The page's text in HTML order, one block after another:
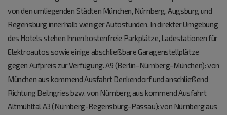
von den umliegenden Städten München, Nürnberg, Augsburg und
Regensburg innerhalb weniger Autostunden. In direkter Umgebung
des Hotels stehen Ihnen kostenfreie Parkplätze, Ladestationen für
Elektroautos sowie einige abschließbare Garagenstellplätze
gegen Aufpreis zur Verfügung. A9 (Berlin-Nürnberg-München): von
München aus kommend Ausfahrt Denkendorf und anschließend
Richtung Beilngries bzw. von Nürnberg aus kommend Ausfahrt
Altmühltal A3 (Nürnberg-Regensburg-Passau): von Nürnberg aus